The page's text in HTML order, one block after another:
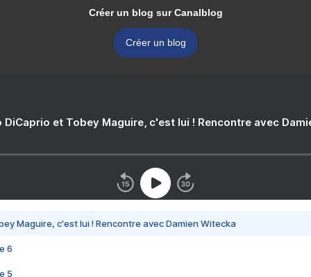
Créer un blog sur Canalblog
Créer un blog
DiCaprio et Tobey Maguire, c'est lui ! Rencontre avec
Maguire, c'est lui ! Rencontre avec Damien Witecka
6
5